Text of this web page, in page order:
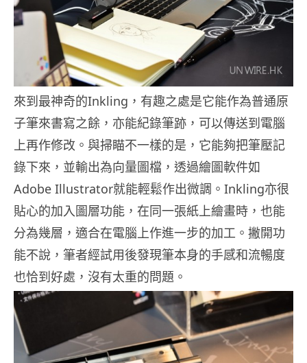
來到最神奇的Inkling，有趣之處是它能作為普通原
子筆來書寫之餘，亦能紀錄筆跡，可以傳送到電腦
上再作修改。與掃瞄不一樣的是，它能夠把筆壓記
錄下來，並輸出為向量圖檔，透過繪圖軟件如
Adobe Illustrator就能輕鬆作出微調。Inkling亦很
貼心的加入圖層功能，在同一張紙上繪畫時，也能
分為幾層，適合在電腦上作進一步的加工。撇開功
能不說，筆者經試用後發現筆本身的手感和流暢度
也恰到好處，沒有太重的問題。